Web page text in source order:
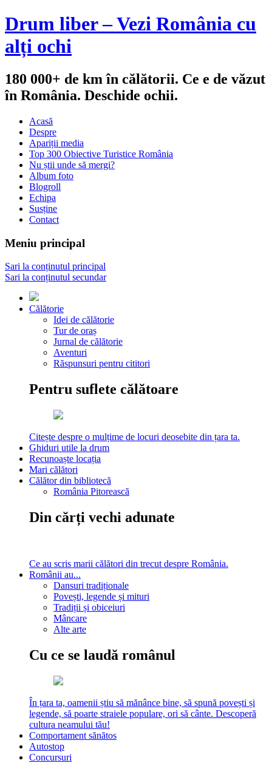
Drum liber – Vezi România cu
alți ochi
180 000+ de km în călătorii. Ce e de văzut
în România. Deschide ochii.
Acasă
Despre
Apariții media
Top 300 Obiective Turistice România
Nu știi unde să mergi?
Album foto
Blogroll
Echipa
Susține
Contact
Meniu principal
Sari la conținutul principal
Sari la conținutul secundar
Călătorie
Idei de călătorie
Tur de oraș
Jurnal de călătorie
Aventuri
Răspunsuri pentru cititori
Pentru suflete călătoare
Citește despre o mulțime de locuri deosebite din țara ta.
Ghiduri utile la drum
Recunoaște locația
Mari călători
Călător din bibliotecă
România Pitorească
Din cărți vechi adunate
Ce au scris marii călători din trecut despre România.
Românii au...
Dansuri tradiționale
Povești, legende și mituri
Tradiții și obiceiuri
Mâncare
Alte arte
Cu ce se laudă românul
În țara ta, oamenii știu să mănânce bine, să spună povești și
legende, să poarte straiele populare, ori să cânte. Descoperă
cultura neamului tău!
Comportament sănătos
Autostop
Concursuri